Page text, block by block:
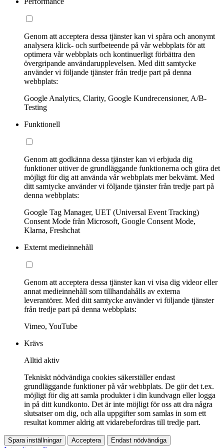
Genom att acceptera dessa tjänster kan vi spåra och anonymt
analysera klick- och surfbeteende på vår webbplats för att
optimera vår webbplats och kontinuerligt förbättra den
övergripande användarupplevelsen. Med ditt samtycke
använder vi följande tjänster från tredje part på denna
webbplats:
Google Analytics, Clarity, Google Kundrecensioner, A/B-
Testing
Funktionell
Genom att godkänna dessa tjänster kan vi erbjuda dig
funktioner utöver de grundläggande funktionerna och göra det
möjligt för dig att använda vår webbplats mer bekvämt. Med
ditt samtycke använder vi följande tjänster från tredje part på
denna webbplats:
Google Tag Manager, UET (Universal Event Tracking)
Consent Mode från Microsoft, Google Consent Mode,
Klarna, Freshchat
Externt medieinnehåll
Genom att acceptera dessa tjänster kan vi visa dig videor eller
annat medieinnehåll som tillhandahålls av externa
leverantörer. Med ditt samtycke använder vi följande tjänster
från tredje part på denna webbplats:
Vimeo, YouTube
Krävs
Alltid aktiv
Tekniskt nödvändiga cookies säkerställer endast
grundläggande funktioner på vår webbplats. De gör det t.ex.
möjligt för dig att samla produkter i din kundvagn eller logga
in på ditt kundkonto. Det är inte möjligt för oss att dra några
slutsatser om dig, och alla uppgifter som samlas in som ett
resultat kommer aldrig att vidarebefordras till tredje part.
Spara inställningar Acceptera Endast nödvändiga